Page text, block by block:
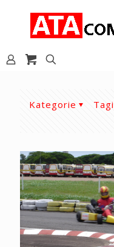
Kategorie Tagi